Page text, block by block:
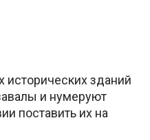
зданий
и нумеруют
поставить их на